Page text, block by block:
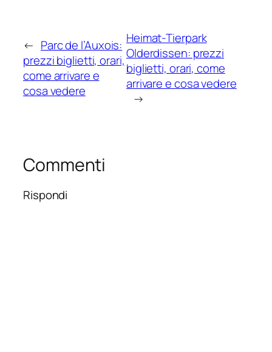
← Parc de l’Auxois:
prezzi biglietti, orari,
come arrivare e
cosa vedere
Heimat-Tierpark
Olderdissen: prezzi
biglietti, orari, come
arrivare e cosa vedere
→
Commenti
Rispondi